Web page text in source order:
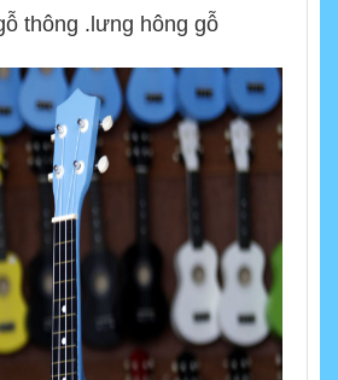
thông .lưng hông gỗ